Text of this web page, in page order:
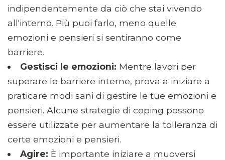
indipendentemente da ciò che stai vivendo
all'interno. Più puoi farlo, meno quelle
emozioni e pensieri si sentiranno come
barriere.
Gestisci le emozioni: Mentre lavori per
superare le barriere interne, prova a iniziare a
praticare modi sani di gestire le tue emozioni e
pensieri. Alcune strategie di coping possono
essere utilizzate per aumentare la tolleranza di
certe emozioni e pensieri.
Agire: È importante iniziare a muoversi